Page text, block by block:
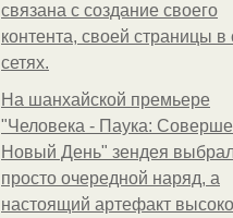
связана с создание своего
контента, своей страницы в
сетях.
На шанхайской премьере
"Человека - Паука:
Новый День" зендея
просто очередной наряд, а
настоящий артефакт